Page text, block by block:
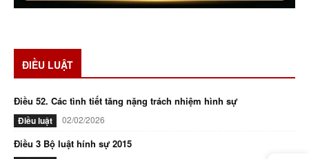
ĐIỀU LUẬT
Điều 52. Các tình tiết tăng nặng trách nhiệm hình sự
Điều luật 02/02/2026
Điều 3 Bộ luật hính sự 2015